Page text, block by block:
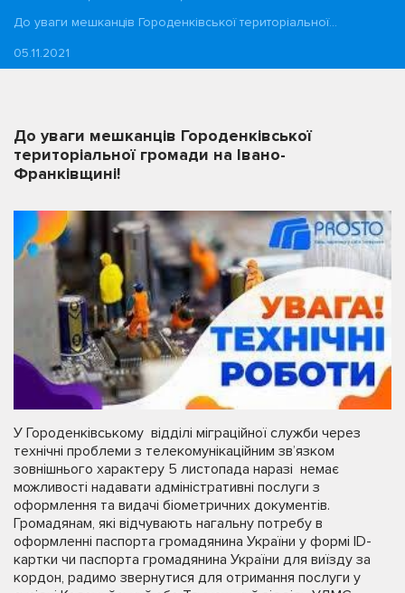
До уваги мешканців Городенківської територіальної…
05.11.2021
До уваги мешканців Городенківської
територіальної громади на Івано-
Франківщині!
У Городенківському відділі міграційної служби через
технічні проблеми з телекомунікаційним зв’язком
зовнішнього характеру 5 листопада наразі немає
можливості надавати адміністративні послуги з
оформлення та видачі біометричних документів.
Громадянам, які відчувають нагальну потребу в
оформленні паспорта громадянина України у формі ID-
картки чи паспорта громадянина України для виїзду за
кордон, радимо звернутися для отримання послуги у